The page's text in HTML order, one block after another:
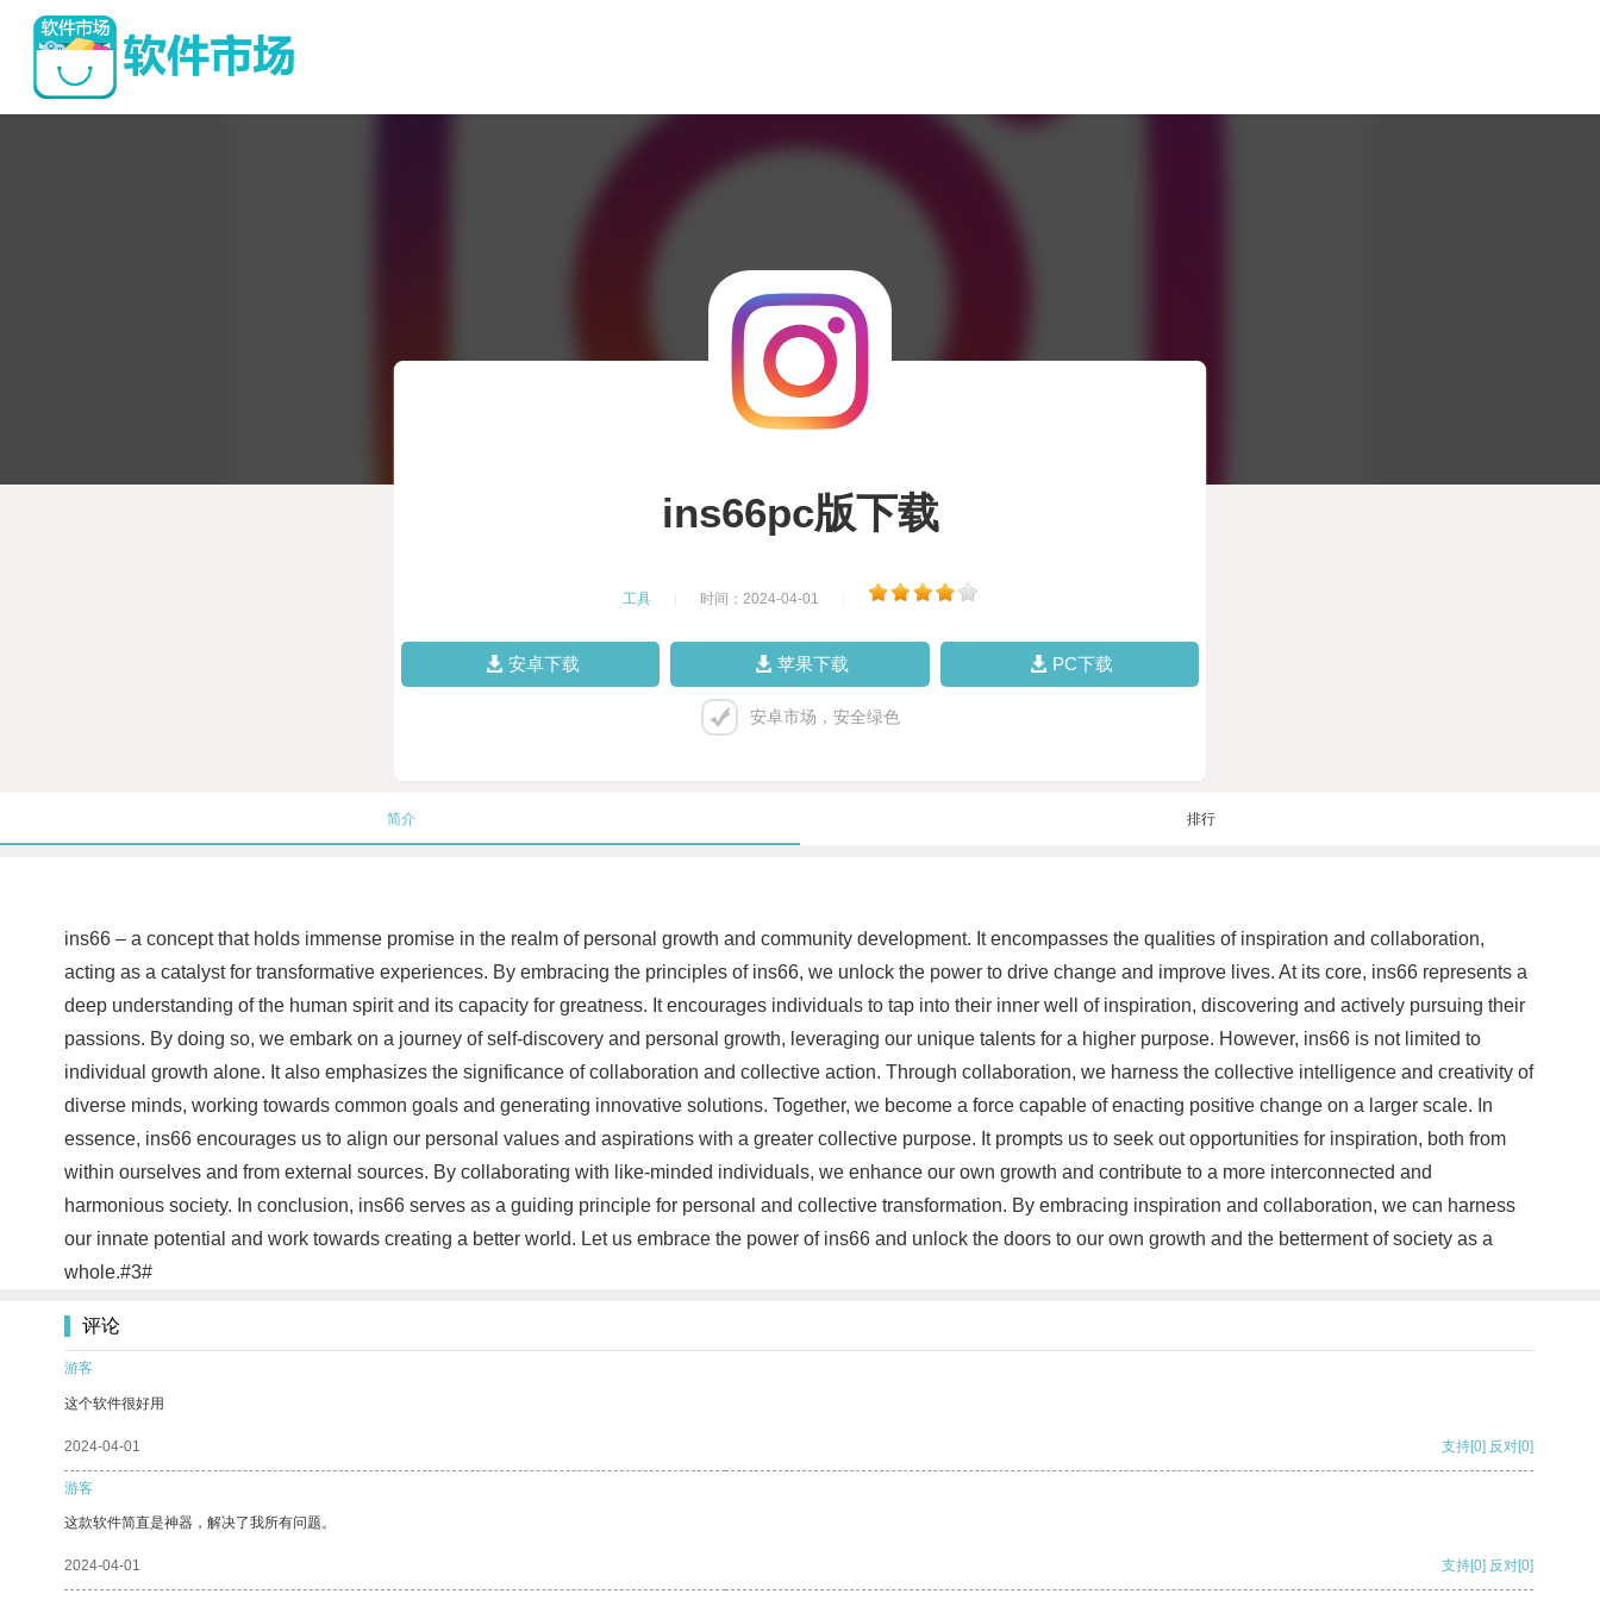
ins66pc版下载
工具 时间：2024-04-01
安卓下载 苹果下载 PC下载
安卓市场，安全绿色
简介 排行
ins66 – a concept that holds immense promise in the realm of personal growth and community development. It encompasses the qualities of inspiration and collaboration,
acting as a catalyst for transformative experiences. By embracing the principles of ins66, we unlock the power to drive change and improve lives. At its core, ins66 represents a
deep understanding of the human spirit and its capacity for greatness. It encourages individuals to tap into their inner well of inspiration, discovering and actively pursuing their
passions. By doing so, we embark on a journey of self-discovery and personal growth, leveraging our unique talents for a higher purpose. However, ins66 is not limited to
individual growth alone. It also emphasizes the significance of collaboration and collective action. Through collaboration, we harness the collective intelligence and creativity of
diverse minds, working towards common goals and generating innovative solutions. Together, we become a force capable of enacting positive change on a larger scale. In
essence, ins66 encourages us to align our personal values and aspirations with a greater collective purpose. It prompts us to seek out opportunities for inspiration, both from
within ourselves and from external sources. By collaborating with like-minded individuals, we enhance our own growth and contribute to a more interconnected and
harmonious society. In conclusion, ins66 serves as a guiding principle for personal and collective transformation. By embracing inspiration and collaboration, we can harness
our innate potential and work towards creating a better world. Let us embrace the power of ins66 and unlock the doors to our own growth and the betterment of society as a
whole.#3#
评论
游客
这个软件很好用
2024-04-01 支持[0] 反对[0]
游客
这款软件简直是神器，解决了我所有问题。
2024-04-01 支持[0] 反对[0]